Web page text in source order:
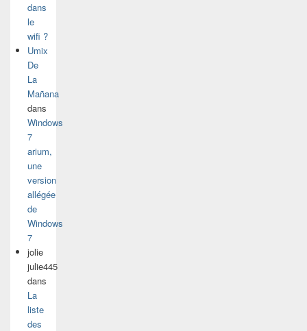
dans
le
wifi ?
Umix
De
La
Mañana
dans
Windows
7
arium,
une
version
allégée
de
Windows
7
jolie
julie445
dans
La
liste
des